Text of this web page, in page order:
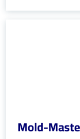
Mold-